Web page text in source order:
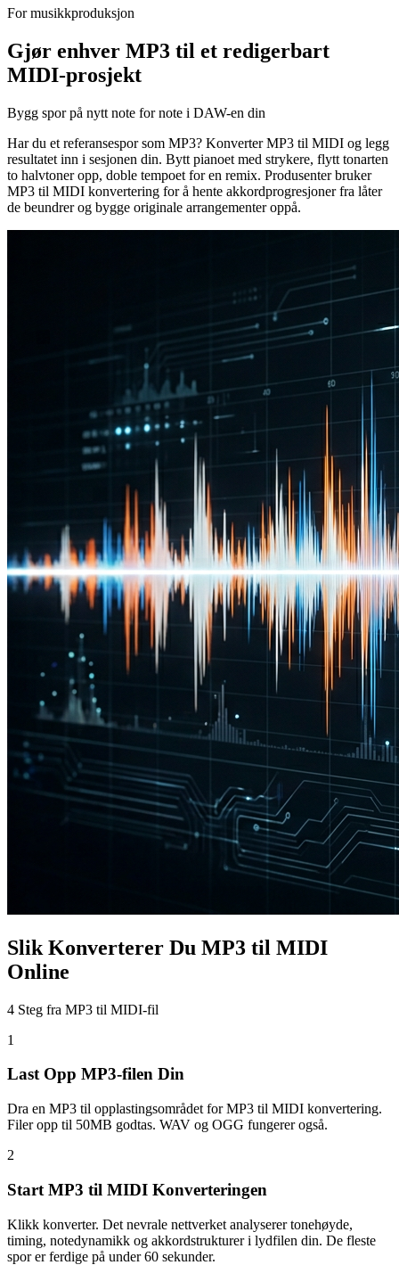
For musikkproduksjon
Gjør enhver MP3 til et redigerbart
MIDI-prosjekt
Bygg spor på nytt note for note i DAW-en din
Har du et referansespor som MP3? Konverter MP3 til MIDI og legg
resultatet inn i sesjonen din. Bytt pianoet med strykere, flytt tonarten
to halvtoner opp, doble tempoet for en remix. Produsenter bruker
MP3 til MIDI konvertering for å hente akkordprogresjoner fra låter
de beundrer og bygge originale arrangementer oppå.
Slik Konverterer Du MP3 til MIDI
Online
4 Steg fra MP3 til MIDI-fil
1
Last Opp MP3-filen Din
Dra en MP3 til opplastingsområdet for MP3 til MIDI konvertering.
Filer opp til 50MB godtas. WAV og OGG fungerer også.
2
Start MP3 til MIDI Konverteringen
Klikk konverter. Det nevrale nettverket analyserer tonehøyde,
timing, notedynamikk og akkordstrukturer i lydfilen din. De fleste
spor er ferdige på under 60 sekunder.